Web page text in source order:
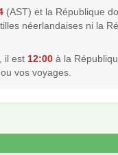
(AST) et la République
néerlandaises ni la
il est 12:00 à la
vos voyages.